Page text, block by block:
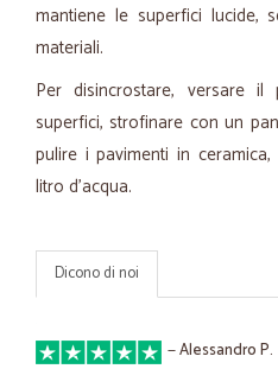
mantiene le superfici lucide,
materiali.
Per disincrostare, versare il
superfici, strofinare con un
pulire i pavimenti in
litro d'acqua.
Dicono di noi
—Alessandro P.